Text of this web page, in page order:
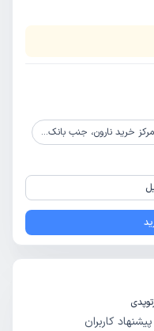
جنب بانک دی، پلاک 127، طبقه 5
پیشنهاد کاربران